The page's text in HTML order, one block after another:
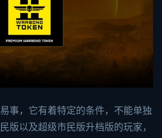
事，它有着特定的条件，不能单独
版以及超级市民版升档版的玩家，